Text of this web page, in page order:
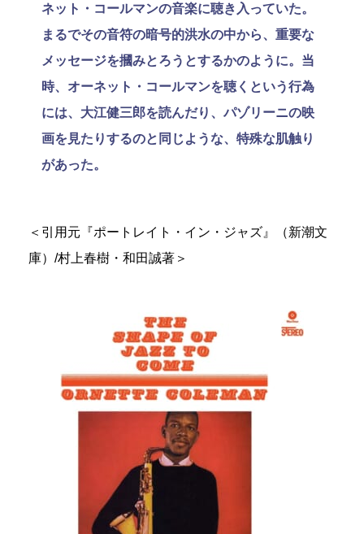
ネット・コールマンの音楽に聴き入っていた。
まるでその音符の暗号的洪水の中から、重要な
メッセージを摑みとろうとするかのように。当
時、オーネット・コールマンを聴くという行為
には、大江健三郎を読んだり、パゾリーニの映
画を見たりするのと同じような、特殊な肌触り
があった。
＜引用元『ポートレイト・イン・ジャズ』（新潮文
庫）/村上春樹・和田誠著＞